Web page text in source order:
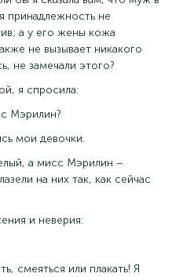
принадлежность не
а у его жены кожа
не вызывает никакого
не замечали этого?
я спросила:
Мэрилин?
мои девочки.
а мисс Мэрилин –
на них так, как сейчас
и неверия:
смеяться или плакать! Я